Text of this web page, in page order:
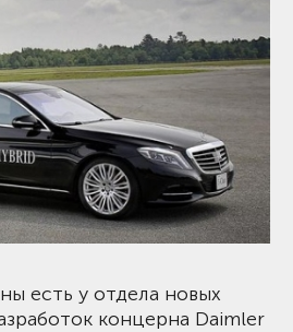
есть у отдела новых
концерна Daimler